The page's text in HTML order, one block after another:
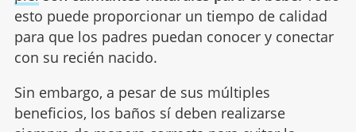
esto puede proporcionar un tiempo de calidad
para que los padres puedan conocer y conectar
con su recién nacido.
Sin embargo, a pesar de sus múltiples
beneficios, los baños sí deben realizarse